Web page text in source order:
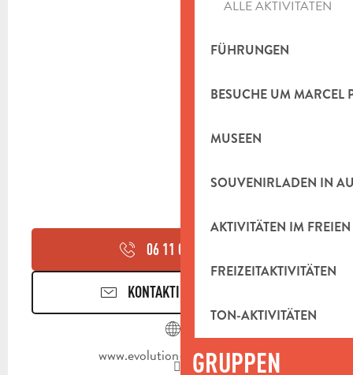
ALLE AKTIVITÄTEN
FÜHRUNGEN
BESUCHE UM MARCEL
MUSEEN
SOUVENIRLADEN IN
AKTIVITÄTEN IM FREIEN
FREIZEITAKTIVITÄTEN
TON-AKTIVITÄTEN
GRUPPEN
06 11 01 08
KONTAKTIEREN SIE UNS
www.evolution-football.com